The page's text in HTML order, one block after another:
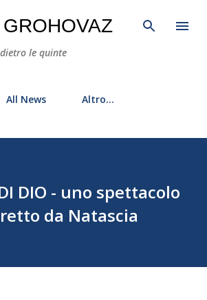
Passa ai contenuti principali
le quinte
All News Altro…
DIO - uno spettacolo
da Natascia